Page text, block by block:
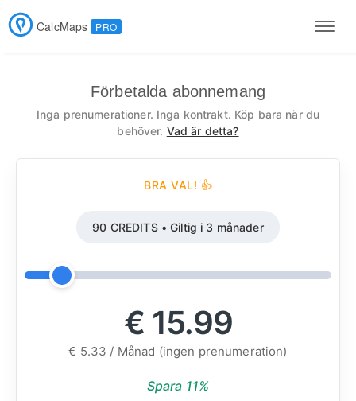
CalcMaps PRO
Förbetalda abonnemang
Inga prenumerationer. Inga kontrakt. Köp bara när du
behöver. Vad är detta?
BRA VAL! 👍
90 CREDITS • Giltig i 3 månader
€ 15.99
€ 5.33 / Månad (ingen prenumeration)
Spara 11%